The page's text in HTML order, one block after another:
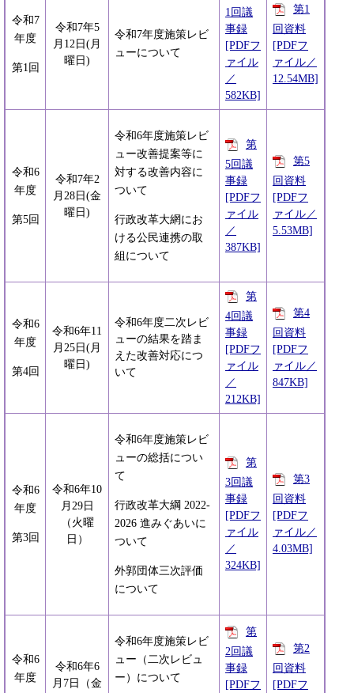
令和7
年度
第1回
令和7年5
月12日(月
曜日)
令和7年度施策レビ
ューについて
1回議
事録
[PDFフ
ァイル
／
582KB]
第1
回資料
[PDFフ
ァイル／
12.54MB]
令和6
年度
第5回
令和7年2
月28日(金
曜日)
令和6年度施策レビ
ュー改善提案等に
対する改善内容に
ついて
行政改革大網にお
ける公民連携の取
組について
第
5回議
事録
[PDFフ
ァイル
／
387KB]
第5
回資料
[PDFフ
ァイル／
5.53MB]
令和6
年度
第4回
令和6年11
月25日(月
曜日)
令和6年度二次レビ
ューの結果を踏ま
えた改善対応につ
いて
第
4回議
事録
[PDFフ
ァイル
／
212KB]
第4
回資料
[PDFフ
ァイル／
847KB]
令和6
年度
第3回
令和6年10
月29日
（火曜
日）
令和6年度施策レビ
ューの総括につい
て
行政改革大綱 2022-
2026 進みぐあいに
ついて
外郭団体三次評価
について
第
3回議
事録
[PDFフ
ァイル
／
324KB]
第3
回資料
[PDFフ
ァイル／
4.03MB]
令和6
年度
令和6年6
月7日（金
令和6年度施策レビ
ュー（二次レビュ
ー）について
第
2回議
事録
[PDFフ
第2
回資料
[PDFフ